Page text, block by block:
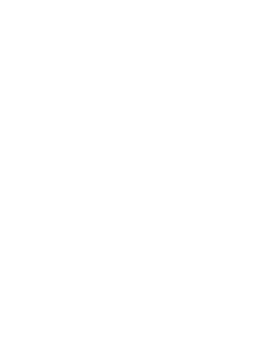
apportées